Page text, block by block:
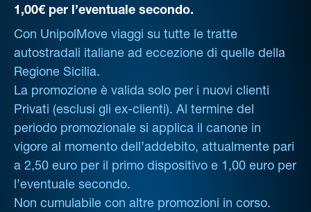
1,00€ per l’eventuale secondo.
Con UnipolMove viaggi su tutte le tratte
autostradali italiane ad eccezione di quelle della
Regione Sicilia.
La promozione è valida solo per i nuovi clienti
Privati (esclusi gli ex-clienti). Al termine del
periodo promozionale si applica il canone in
vigore al momento dell’addebito, attualmente pari
a 2,50 euro per il primo dispositivo e 1,00 euro per
l’eventuale secondo.
Non cumulabile con altre promozioni in corso.